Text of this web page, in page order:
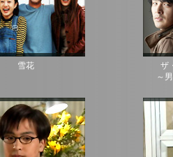
雪花
ザ
～